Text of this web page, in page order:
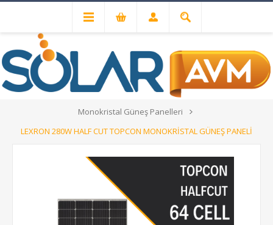
Güneş Paneli Fiyatları ve Modelleri
Monokristal Güneş Panelleri
LEXRON 280W HALF CUT TOPCON MONOKRİSTAL GÜNEŞ PANELİ